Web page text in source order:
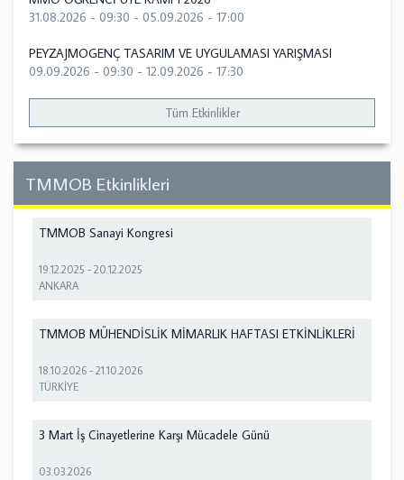
31.08.2026 - 09:30 - 05.09.2026 - 17:00
PEYZAJMOGENÇ TASARIM VE UYGULAMASI YARIŞMASI
09.09.2026 - 09:30 - 12.09.2026 - 17:30
Tüm Etkinlikler
TMMOB Etkinlikleri
TMMOB Sanayi Kongresi
19.12.2025 -20.12.2025
ANKARA
TMMOB MÜHENDİSLİK MİMARLIK HAFTASI ETKİNLİKLERİ
18.10.2026 -21.10.2026
TÜRKİYE
3 Mart İş Cinayetlerine Karşı Mücadele Günü
03.03.2026